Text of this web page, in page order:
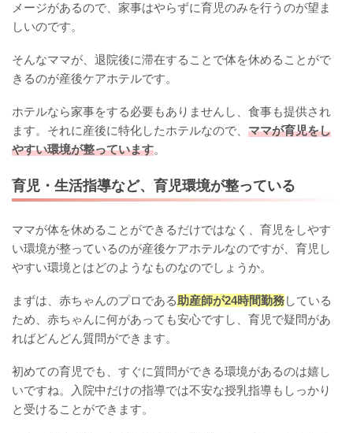
メージがあるので、家事はやらずに育児のみを行うのが望ま
しいのです。
そんなママが、退院後に滞在することで体を休めることがで
きるのが産後ケアホテルです。
ホテルなら家事をする必要もありませんし、食事も提供され
ます。それに産後に特化したホテルなので、 ママが育児をし
やすい環境が整っています。
育児・生活指導など、育児環境が整っている
ママが体を休めることができるだけではなく、育児をしやす
い環境が整っているのが産後ケアホテルなのですが、育児し
やすい環境とはどのようなものなのでしょうか。
まずは、赤ちゃんのプロである 助産師が24時間勤務している
ため、赤ちゃんに何があっても安心ですし、育児で疑問があ
ればどんどん質問ができます。
初めての育児でも、すぐに質問ができる環境があるのは嬉し
いですね。入院中だけの指導では不安な授乳指導もしっかり
と受けることができます。